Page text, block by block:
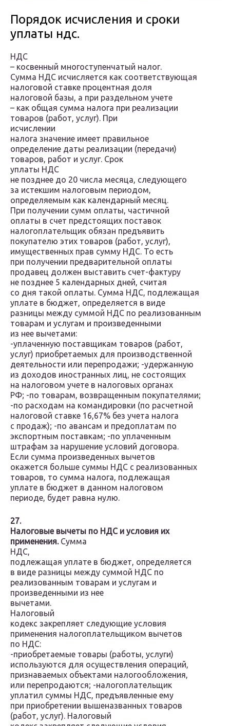
Порядок исчисления и сроки
уплаты ндс.
НДС
– косвенный многоступенчатый налог.
Сумма НДС исчисляется как соответствующая
налоговой ставке процентная доля
налоговой базы, а при раздельном учете
– как общая сумма налога при реализации
товаров (работ, услуг). При
исчислении
налога значение имеет правильное
определение даты реализации (передачи)
товаров, работ и услуг. Срок
уплаты НДС
не позднее до 20 числа месяца, следующего
за истекшим налоговым периодом,
определяемым как календарный месяц.
При получении сумм оплаты, частичной
оплаты в счет предстоящих поставок
налогоплательщик обязан предъявить
покупателю этих товаров (работ, услуг),
имущественных прав сумму НДС. То есть
при получении предварительной оплаты
продавец должен выставить счет-фактуру
не позднее 5 календарных дней, считая
со дня такой оплаты. Сумма НДС, подлежащая
уплате в бюджет, определяется в виде
разницы между суммой НДС по реализованным
товарам и услугам и произведенными
из нее вычетами:
-уплаченную поставщикам товаров (работ,
услуг) приобретаемых для производственной
деятельности или перепродажи; -удержанную
из доходов иностранных лиц, не состоящих
на налоговом учете в налоговых органах
РФ; -по товарам, возвращенным покупателями;
-по расходам на командировки (по расчетной
налоговой ставке 16,67% без учета налога
с продаж); -по авансам и предоплатам по
экспортным поставкам; -по уплаченным
штрафам за нарушение условий договора.
Если сумма произведенных вычетов
окажется больше суммы НДС с реализованных
товаров, то сумма налога, подлежащая
уплате в бюджет в данном налоговом
периоде, будет равна нулю.
27.
Налоговые вычеты по НДС и условия их
применения. Сумма
НДС,
подлежащая уплате в бюджет, определяется
в виде разницы между суммой НДС по
реализованным товарам и услугам и
произведенными из нее
вычетами.
Налоговый
кодекс закрепляет следующие условия
применения налогоплательщиком вычетов
по НДС:
-приобретаемые товары (работы, услуги)
используются для осуществления операций,
признаваемых объектами налогообложения,
или перепродаются; -налогоплательщик
уплатил суммы НДС, предъявленные ему
при приобретении вышеназванных товаров
(работ, услуг). Налоговый